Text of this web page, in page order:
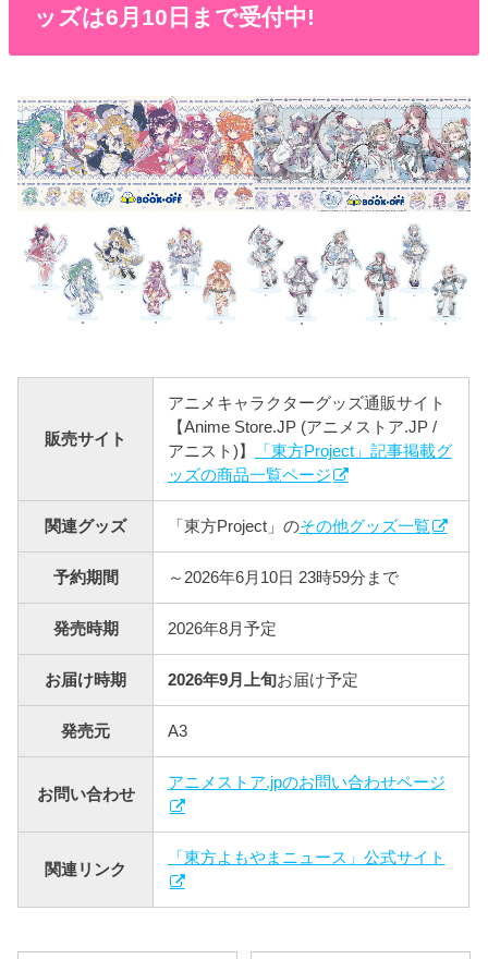
ッズは6月10日まで受付中!
販売サイト
アニメキャラクターグッズ通販サイト
【Anime Store.JP (アニメストア.JP /
アニスト)】
「東方Project」記事掲載グ
ッズの商品一覧ページ
関連グッズ 「東方Project」のその他グッズ一覧
予約期間 ～2026年6月10日 23時59分まで
発売時期 2026年8月予定
お届け時期 2026年9月上旬お届け予定
発売元 A3
お問い合わせ
アニメストア.jpのお問い合わせページ
関連リンク
「東方よもやまニュース」公式サイト